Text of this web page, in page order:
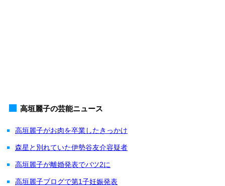
高垣麗子の芸能ニュース
高垣麗子がお肉を卒業したきっかけ
森星と別れていた伊勢谷友介容疑者
高垣麗子が離婚発表でバツ2に
高垣麗子ブログで第1子妊娠発表